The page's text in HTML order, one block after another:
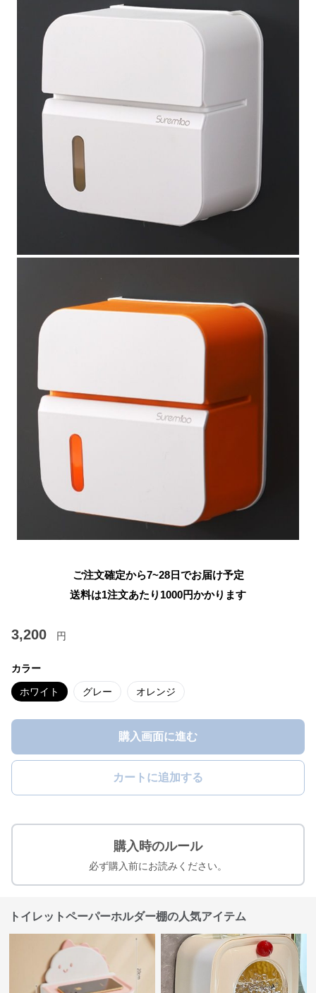
ご注文確定から7~28日でお届け予定
送料は1注文あたり 1000円かかります
3,200 円
カラー
ホワイト グレー オレンジ
購入画面に進む
カートに追加する
購入時のルール
必ず購入前にお読みください。
トイレットペーパーホルダー棚の人気アイテム